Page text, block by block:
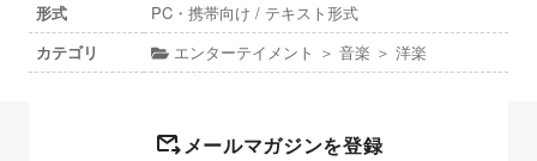
形式
PC・携帯向け / テキスト形式
カテゴリ
エンターテイメント ＞ 音楽 ＞ 洋楽
メールマガジンを登録